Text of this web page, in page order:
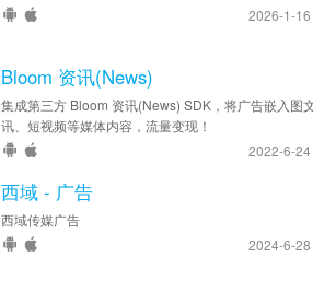
2026-1-
Bloom 资讯(News)
集成第三方 Bloom 资讯(News) SDK，将广告嵌入图
讯、短视频等媒体内容，流量变现！
2022-6-
西域 - 广告
西域传媒广告
2024-6-